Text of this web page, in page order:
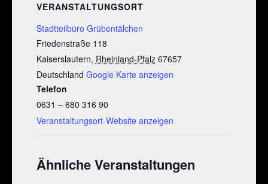
VERANSTALTUNGSORT
Stadtteilbüro Grübentälchen
Friedenstraße 118
Kaiserslautern, Rheinland-Pfalz 67657
Deutschland Google Karte anzeigen
Telefon
0631 – 680 316 90
Veranstaltungsort-Website anzeigen
Ähnliche Veranstaltungen